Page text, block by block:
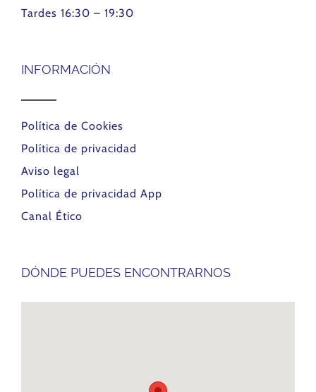
Tardes 16:30 – 19:30
INFORMACIÓN
Política de Cookies
Política de privacidad
Aviso legal
Política de privacidad App
Canal Ético
DÓNDE PUEDES ENCONTRARNOS